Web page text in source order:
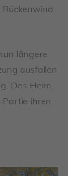
längere
ausfallen
Den Heim
Partie ihren